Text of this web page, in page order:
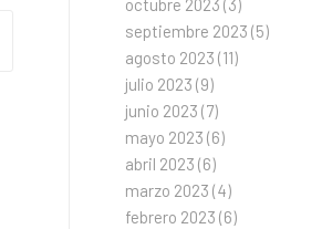
octubre 2023 (3)
septiembre 2023 (5)
agosto 2023 (11)
julio 2023 (9)
junio 2023 (7)
mayo 2023 (6)
abril 2023 (6)
marzo 2023 (4)
febrero 2023 (6)